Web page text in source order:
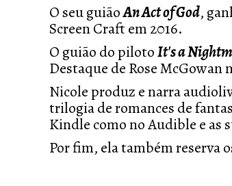
O seu guiãoAn Act of God,
Screen Craft em 2016.
O guião do pilotoIt's a
Destaque de Rose McGowan
Nicole produz e narra
trilogia de romances de
Kindle como no Audible e as
Por fim, ela também reserva